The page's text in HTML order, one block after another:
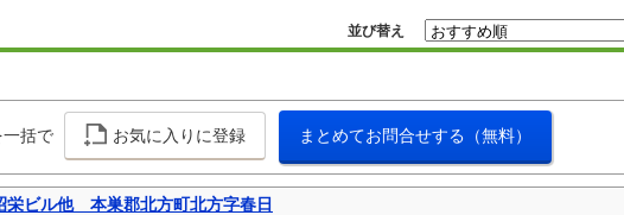
並び替え
括で お気に入りに登録 まとめてお問合せする（無料）
栄ビル他 本巣郡北方町北方字春日